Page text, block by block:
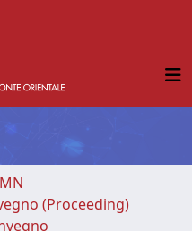
(Proceeding)